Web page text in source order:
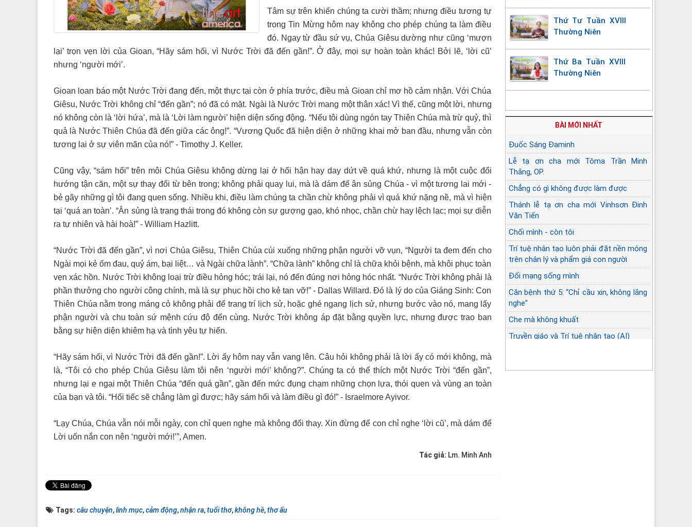
Tâm sự trên khiến chúng ta cười thầm; nhưng điều tương tự
trong Tin Mừng hôm nay không cho phép chúng ta làm điều
đó. Ngay từ đầu sứ vụ, Chúa Giêsu dường như cũng ‘mượn
lại’ trọn vẹn lời của Gioan, “Hãy sám hối, vì Nước Trời đã đến gần!”. Ở đây, mọi sự hoàn toàn khác! Bởi lẽ, ‘lời cũ’
nhưng ‘người mới’.
Gioan loan báo một Nước Trời đang đến, một thực tại còn ở phía trước, điều mà Gioan chỉ mơ hồ cảm nhận. Với Chúa
Giêsu, Nước Trời không chỉ “đến gần”; nó đã có mặt. Ngài là Nước Trời mang một thân xác! Vì thế, cũng một lời, nhưng
nó không còn là ‘lời hứa’, mà là ‘Lời làm người’ hiện diện sống động. “Nếu tôi dùng ngón tay Thiên Chúa mà trừ quỷ, thì
quả là Nước Thiên Chúa đã đến giữa các ông!”. “Vương Quốc đã hiện diện ở những khai mở ban đầu, nhưng vẫn còn
tương lai ở sự viên mãn của nó!” - Timothy J. Keller.
Cũng vậy, “sám hối” trên môi Chúa Giêsu không dừng lại ở hối hận hay day dứt về quá khứ, nhưng là một cuộc đổi
hướng tận căn, một sự thay đổi từ bên trong; không phải quay lui, mà là dám để ân sủng Chúa - vì một tương lai mới -
bẻ gãy những gì tôi đang quen sống. Nhiều khi, điều làm chúng ta chần chừ không phải vì quá khứ nặng nề, mà vì hiện
tại ‘quá an toàn’. “Ân sủng là trạng thái trong đó không còn sự gượng gạo, khó nhọc, chần chừ hay lệch lạc; mọi sự diễn
ra tự nhiên và hài hoà!” - William Hazlitt.
“Nước Trời đã đến gần”, vì nơi Chúa Giêsu, Thiên Chúa cúi xuống những phận người vỡ vụn, “Người ta đem đến cho
Ngài mọi kẻ ốm đau, quỷ ám, bại liệt… và Ngài chữa lành”. “Chữa lành” không chỉ là chữa khỏi bệnh, mà khôi phục toàn
vẹn xác hồn. Nước Trời không loại trừ điều hỏng hóc; trái lại, nó đến đúng nơi hỏng hóc nhất. “Nước Trời không phải là
phần thưởng cho người công chính, mà là sự phục hồi cho kẻ tan vỡ!” - Dallas Willard. Đó là lý do của Giáng Sinh: Con
Thiên Chúa nằm trong máng cỏ không phải để trang trí lịch sử, hoặc ghé ngang lịch sử, nhưng bước vào nó, mang lấy
phận người và chu toàn sứ mệnh cứu độ đến cùng. Nước Trời không áp đặt bằng quyền lực, nhưng được trao ban
bằng sự hiện diện khiêm hạ và tình yêu tự hiến.
“Hãy sám hối, vì Nước Trời đã đến gần!”. Lời ấy hôm nay vẫn vang lên. Câu hỏi không phải là lời ấy có mới không, mà
là, “Tôi có cho phép Chúa Giêsu làm tôi nên ‘người mới’ không?”. Chúng ta có thể thích một Nước Trời “đến gần”,
nhưng lại e ngại một Thiên Chúa “đến quá gần”, gần đến mức đụng chạm những chọn lựa, thói quen và vùng an toàn
của bạn và tôi. “Hối tiếc sẽ chẳng làm gì được; hãy sám hối và làm điều gì đó!” - Israelmore Ayivor.
“Lạy Chúa, Chúa vẫn nói mỗi ngày, con chỉ quen nghe mà không đổi thay. Xin đừng để con chỉ nghe ‘lời cũ’, mà dám để
Lời uốn nắn con nên ‘người mới!’”, Amen.
Tác giả: Lm. Minh Anh
Tags: câu chuyện,linh mục,cảm động,nhận ra,tuổi thơ,không hề,thơ ấu
Thứ Tư Tuần XVIII
Thường Niên
Thứ Ba Tuần XVIII
Thường Niên
BÀI MỚI NHẤT
Đuốc Sáng Đaminh
Lễ tạ ơn cha mới Tôma Trần Minh
Thắng, OP.
Chẳng có gì không được làm được
Thánh lễ tạ ơn cha mới Vinhsơn Đinh
Văn Tiến
Chối mình - còn tôi
Trí tuệ nhân tạo luôn phải đặt nền móng
trên chân lý và phẩm giá con người
Đổi mạng sống mình
Căn bệnh thứ 5: “Chỉ cầu xin, không lắng
nghe”
Che mà không khuất
Truyền giáo và Trí tuệ nhân tạo (AI)